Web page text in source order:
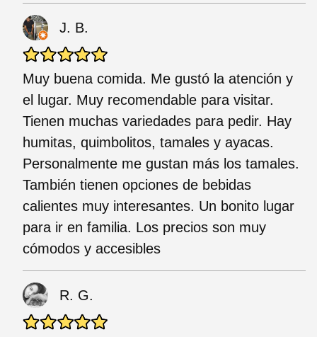
J. B.
Muy buena comida. Me gustó la atención y
el lugar. Muy recomendable para visitar.
Tienen muchas variedades para pedir. Hay
humitas, quimbolitos, tamales y ayacas.
Personalmente me gustan más los tamales.
También tienen opciones de bebidas
calientes muy interesantes. Un bonito lugar
para ir en familia. Los precios son muy
cómodos y accesibles
R. G.